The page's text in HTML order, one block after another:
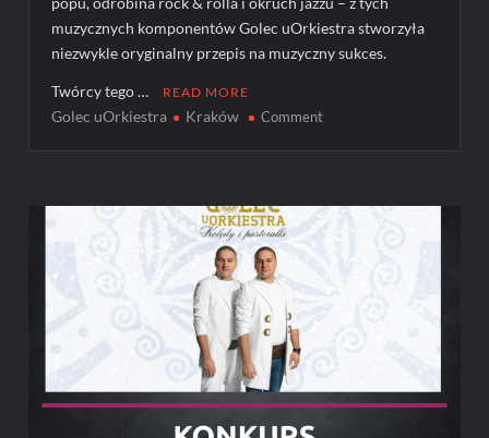
muzycznych komponentów Golec uOrkiestra stworzyła
niezwykle oryginalny przepis na muzyczny sukces.
Twórcy tego … READ MORE
Golec uOrkiestra Kraków Commenton
okazji
25-
lecia!